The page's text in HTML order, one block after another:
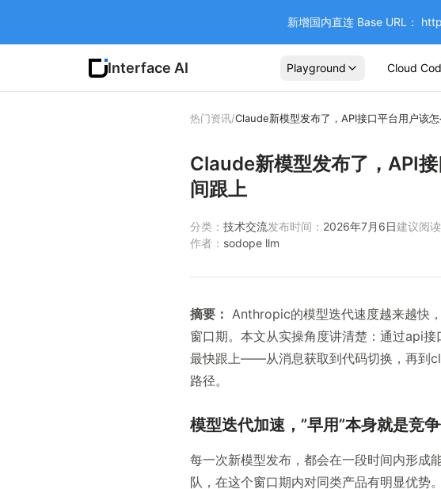
新增国内直连 Base URL：
Interface AI Playground Cloud
热门资讯/Claude新模型发布了，API接口平台用户该
Claude新模型发布了，API
间跟上
分类： 技术交流发布时间： 2026年7月6日建议阅读
作者： sodope llm
摘要： Anthropic的模型迭代速度越来越快
窗口期。本文从实操角度讲清楚：通过api
最快跟上——从消息获取到代码切换，再到
路径。
模型迭代加速，”早用”本身就是竞
每一次新模型发布，都会在一段时间内形
队，在这个窗口期内对同类产品有明显优势。